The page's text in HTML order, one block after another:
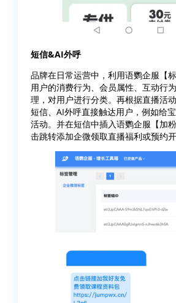
短信&AI外呼
品牌在日常运营中，利用语鹦企服【
用户的消费行为、会员属性、互动行
理，对用户进行分类。再根据直播活
短信、AI外呼直接触达用户，例如给
活动。并在短信中插入语鹦企服【加
击跳转添加企微领取直播福利或预约开